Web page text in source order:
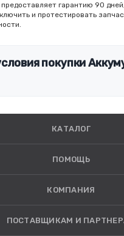
гарантию 90
и протестировать
покупки
КАТАЛОГ
ПОМОЩЬ
КОМПАНИЯ
ПОСТАВЩИКАМ И